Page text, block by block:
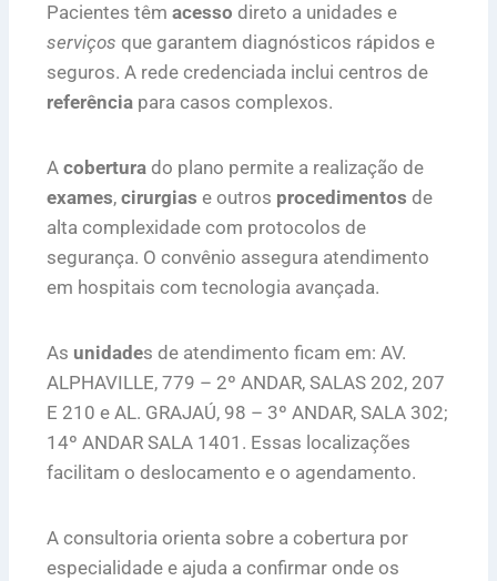
Pacientes têm acesso direto a unidades e
serviços que garantem diagnósticos rápidos e
seguros. A rede credenciada inclui centros de
referência para casos complexos.
A cobertura do plano permite a realização de
exames, cirurgias e outros procedimentos de
alta complexidade com protocolos de
segurança. O convênio assegura atendimento
em hospitais com tecnologia avançada.
As unidades de atendimento ficam em: AV.
ALPHAVILLE, 779 – 2º ANDAR, SALAS 202, 207
E 210 e AL. GRAJAÚ, 98 – 3º ANDAR, SALA 302;
14º ANDAR SALA 1401. Essas localizações
facilitam o deslocamento e o agendamento.
A consultoria orienta sobre a cobertura por
especialidade e ajuda a confirmar onde os